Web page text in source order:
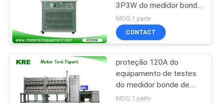
CITAÇÕES
MAPA
DO
SITE
3P3W do medidor bonde
de gestão de base de
dados 3P4W
MOQ:1 parte
CONTACT
proteção 120A do
equipamento de testes
do medidor bonde de
precisão 300V alta auto
MOQ:1 parte